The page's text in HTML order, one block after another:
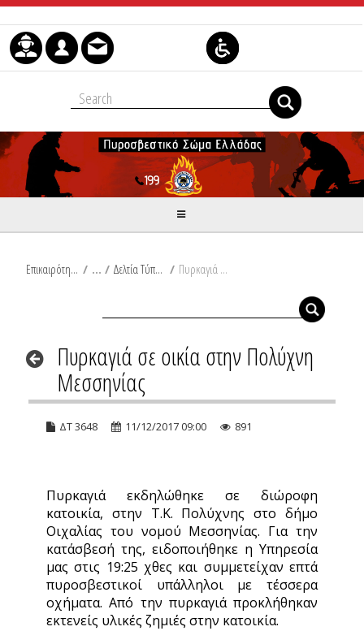
Μετάβαση στο περιεχόμενο
Επικαιρότητα / Δελτία Τύπου / Πυρκαγιά σε οικία στην Πολύχνη Μεσσηνίας
Πυρκαγιά σε οικία στην Πολύχνη
Μεσσηνίας
ΔΤ 3648 11/12/2017 09:00 891
Πυρκαγιά εκδηλώθηκε σε διώροφη
κατοικία, στην Τ.Κ. Πολύχνης στο δήμο
Οιχαλίας του νομού Μεσσηνίας. Για την
κατάσβεσή της, ειδοποιήθηκε η Υπηρεσία
μας στις 19:25 χθες και συμμετείχαν επτά
πυροσβεστικοί υπάλληλοι με τέσσερα
οχήματα. Από την πυρκαγιά προκλήθηκαν
εκτενείς υλικές ζημιές στην κατοικία.